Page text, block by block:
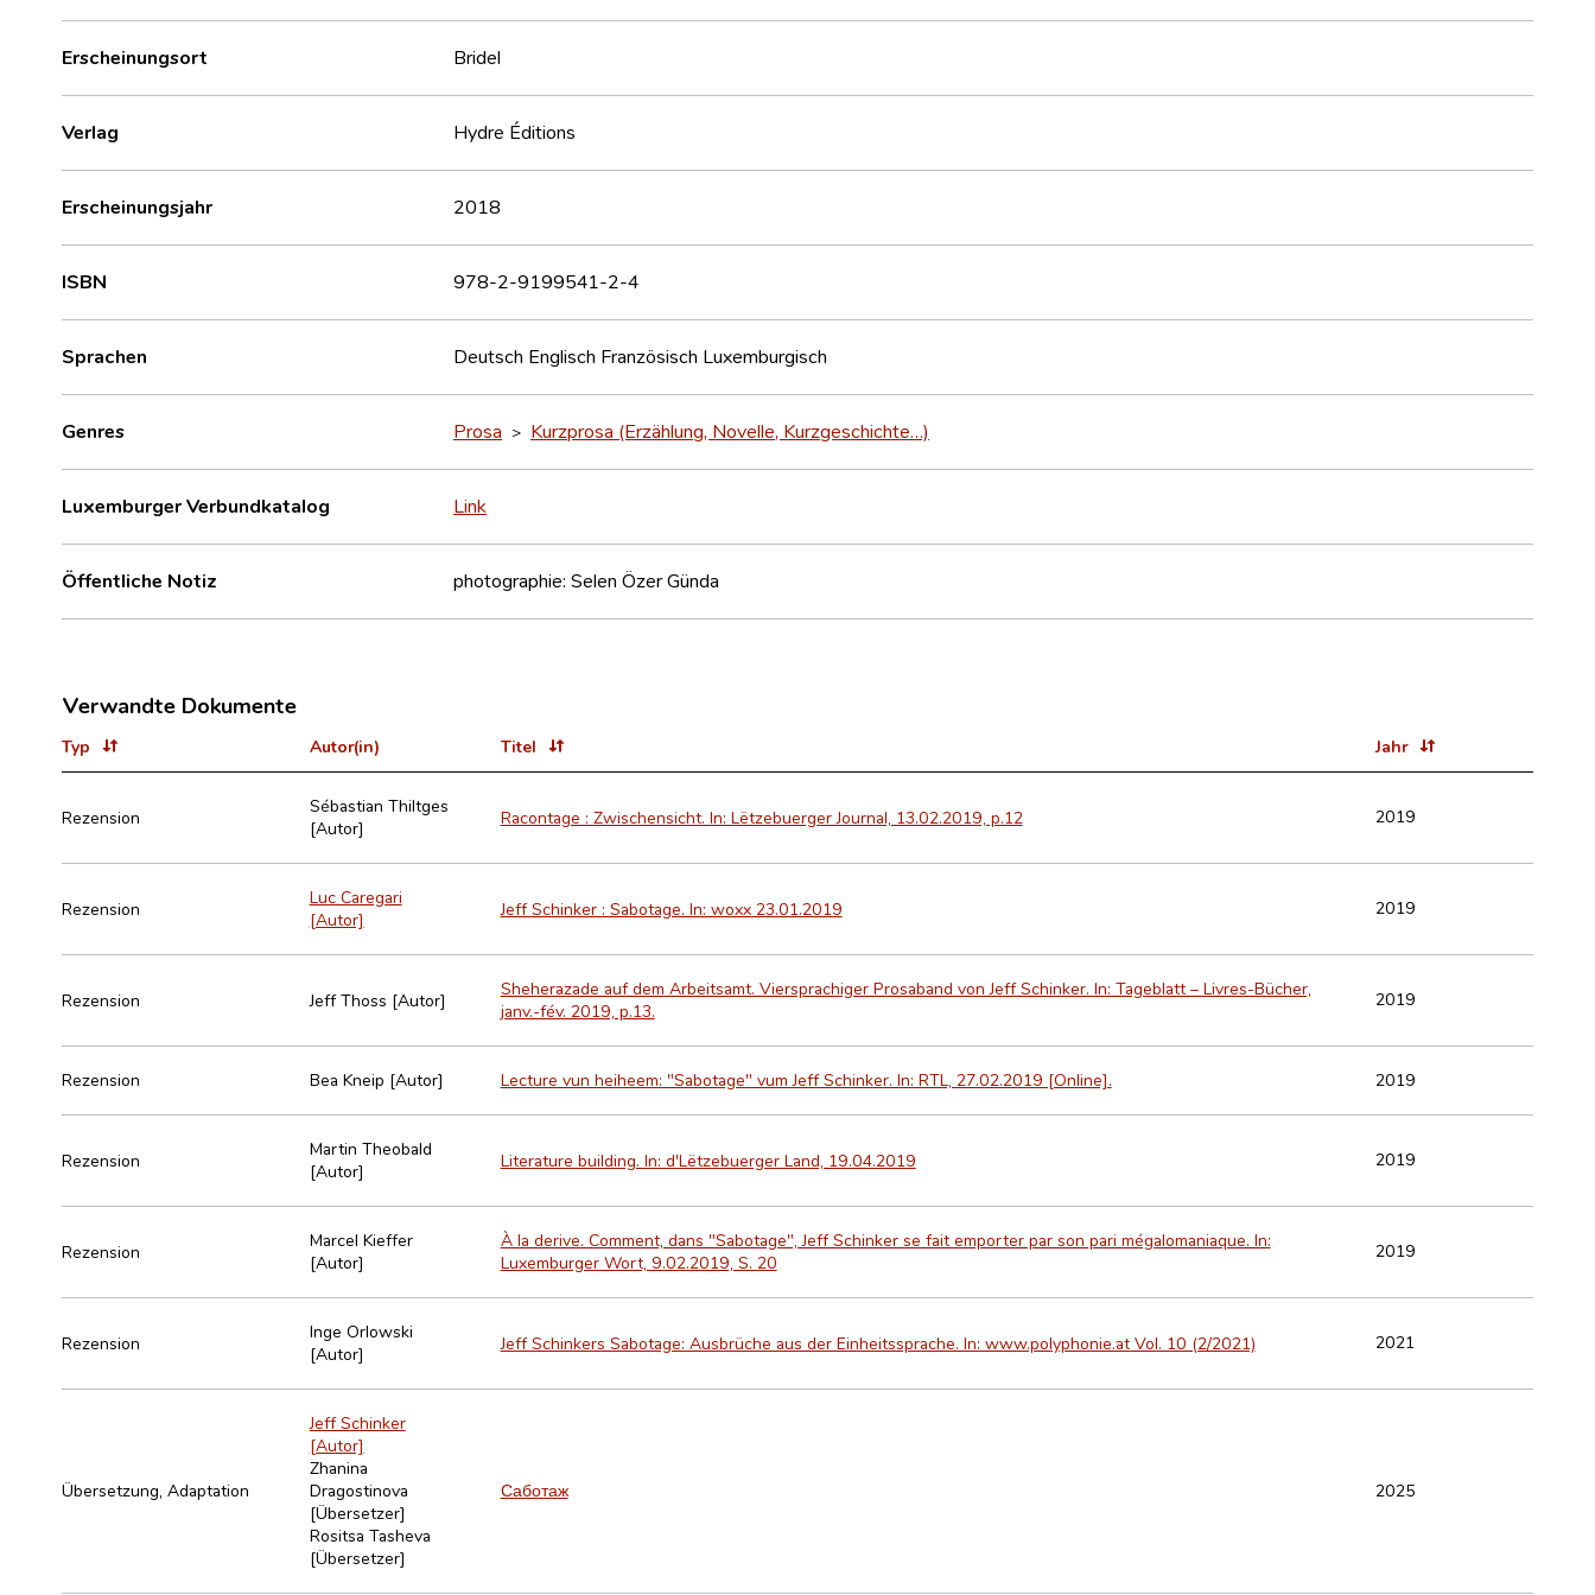
Erscheinungsort Bridel
Verlag Hydre Éditions
Erscheinungsjahr 2018
ISBN 978-2-9199541-2-4
Sprachen Deutsch Englisch Französisch Luxemburgisch
Genres Prosa > Kurzprosa (Erzählung, Novelle, Kurzgeschichte…)
Luxemburger Verbundkatalog Link
Öffentliche Notiz photographie: Selen Özer Günda
Verwandte Dokumente
Typ Autor(in) Titel Jahr
Rezension
Sébastian Thiltges
[Autor]
Racontage : Zwischensicht. In: Lëtzebuerger Journal, 13.02.2019, p.12 2019
Rezension
Luc Caregari
[Autor]
Jeff Schinker : Sabotage. In: woxx 23.01.2019 2019
Rezension Jeff Thoss [Autor]
Sheherazade auf dem Arbeitsamt. Viersprachiger Prosaband von Jeff Schinker. In: Tageblatt – Livres-Bücher,
janv.-fév. 2019, p.13.
2019
Rezension Bea Kneip [Autor] Lecture vun heiheem: "Sabotage" vum Jeff Schinker. In: RTL, 27.02.2019 [Online]. 2019
Rezension
Martin Theobald
[Autor]
Literature building. In: d'Lëtzebuerger Land, 19.04.2019 2019
Rezension
Marcel Kieffer
[Autor]
À la derive. Comment, dans "Sabotage", Jeff Schinker se fait emporter par son pari mégalomaniaque. In:
Luxemburger Wort, 9.02.2019, S. 20
2019
Rezension
Inge Orlowski
[Autor]
Jeff Schinkers Sabotage: Ausbrüche aus der Einheitssprache. In: www.polyphonie.at Vol. 10 (2/2021) 2021
Übersetzung, Adaptation
Jeff Schinker
[Autor]
Zhanina
Dragostinova
[Übersetzer]
Rositsa Tasheva
[Übersetzer]
Саботаж 2025